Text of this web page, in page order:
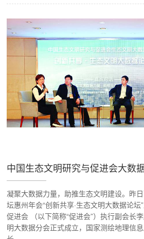
中国生态文明研究与促进会大数
凝聚大数据力量，助推生态文明建设。昨
坛惠州年会“创新共享·生态文明大数据论
促进会 （以下简称“促进会”）执行副会长
明大数据分会正式成立，国家测绘地理信